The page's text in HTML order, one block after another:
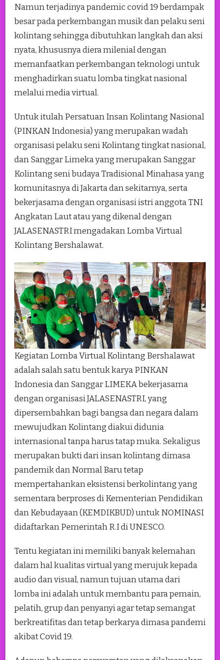
Namun terjadinya pandemic covid 19 berdampak
besar pada perkembangan musik dan pelaku seni
kolintang sehingga dibutuhkan langkah dan aksi
nyata, khususnya diera milenial dengan
memanfaatkan perkembangan teknologi untuk
menghadirkan suatu lomba tingkat nasional
melalui media virtual.
Untuk itulah Persatuan Insan Kolintang Nasional
(PINKAN Indonesia) yang merupakan wadah
organisasi pelaku seni Kolintang tingkat nasional,
dan Sanggar Limeka yang merupakan Sanggar
Kolintang seni budaya Tradisional Minahasa yang
komunitasnya di Jakarta dan sekitarnya, serta
bekerjasama dengan organisasi istri anggota TNI
Angkatan Laut atau yang dikenal dengan
JALASENASTRI mengadakan Lomba Virtual
Kolintang Bershalawat.
Kegiatan Lomba Virtual Kolintang Bershalawat
adalah salah satu bentuk karya PINKAN
Indonesia dan Sanggar LIMEKA bekerjasama
dengan organisasi JALASENASTRI, yang
dipersembahkan bagi bangsa dan negara dalam
mewujudkan Kolintang diakui didunia
internasional tanpa harus tatap muka. Sekaligus
merupakan bukti dari insan kolintang dimasa
pandemik dan Normal Baru tetap
mempertahankan eksistensi berkolintang yang
sementara berproses di Kementerian Pendidikan
dan Kebudayaan (KEMDIKBUD) untuk NOMINASI
didaftarkan Pemerintah R.I di UNESCO.
Tentu kegiatan ini memiliki banyak kelemahan
dalam hal kualitas virtual yang merujuk kepada
audio dan visual, namun tujuan utama dari
lomba ini adalah untuk membantu para pemain,
pelatih, grup dan penyanyi agar tetap semangat
berkreatifitas dan tetap berkarya dimasa pandemi
akibat Covid 19.